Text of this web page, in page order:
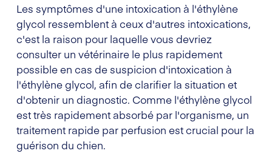
Les symptômes d'une intoxication à l'éthylène
glycol ressemblent à ceux d'autres intoxications,
c'est la raison pour laquelle vous devriez
consulter un vétérinaire le plus rapidement
possible en cas de suspicion d'intoxication à
l'éthylène glycol, afin de clarifier la situation et
d'obtenir un diagnostic. Comme l'éthylène glycol
est très rapidement absorbé par l'organisme, un
traitement rapide par perfusion est crucial pour la
guérison du chien.